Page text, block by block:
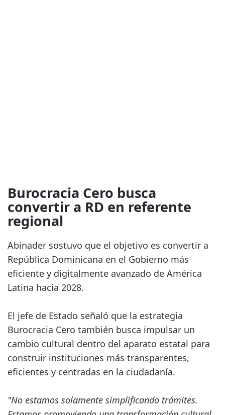
Burocracia Cero busca
convertir a RD en referente
regional
Abinader sostuvo que el objetivo es convertir a
República Dominicana en el Gobierno más
eficiente y digitalmente avanzado de América
Latina hacia 2028.
El jefe de Estado señaló que la estrategia
Burocracia Cero también busca impulsar un
cambio cultural dentro del aparato estatal para
construir instituciones más transparentes,
eficientes y centradas en la ciudadanía.
"No estamos solamente simplificando trámites.